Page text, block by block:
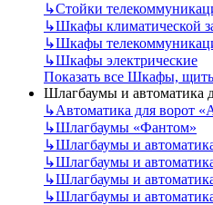
↳Стойки
↳Шкафы климатической
↳Шкафы
↳Шкафы электрические
Показать все Шкафы,
Шлагбаумы и автоматика
↳Автоматика для ворот
↳Шлагбаумы «Фантом»
↳Шлагбаумы и
↳Шлагбаумы и
↳Шлагбаумы и
↳Шлагбаумы и